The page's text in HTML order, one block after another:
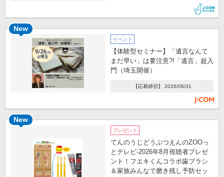
New
イベント
【体験型セミナー】「遺言なんて
まだ早い」は要注意?!「遺言」超入
門（埼玉開催）
【応募締切】 2026/08/31
New
プレゼント
てんのうじどうぶつえんのZOOっ
とテレビ-2026年8月視聴者プレゼ
ント！フエキくんコラボ歯ブラシ
＆家族みんなで磨き残し予防セッ